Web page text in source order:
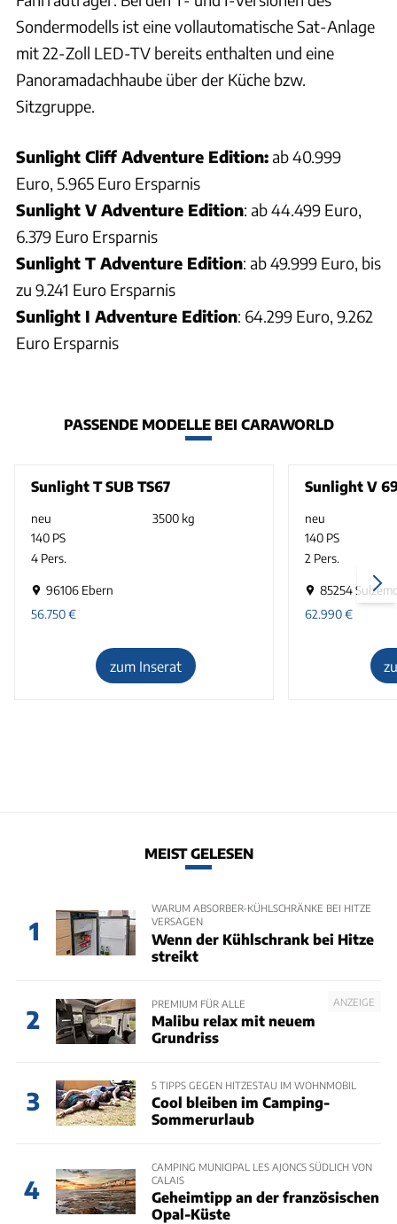
Sondermodells ist eine vollautomatische Sat-Anlage
mit 22-Zoll LED-TV bereits enthalten und eine
Panoramadachhaube über der Küche bzw.
Sitzgruppe.
Sunlight Cliff Adventure Edition:ab 40.999
Euro, 5.965 Euro Ersparnis
Sunlight V Adventure Edition: ab 44.499 Euro,
6.379 Euro Ersparnis
Sunlight T Adventure Edition: ab 49.999 Euro, bis
zu 9.241 Euro Ersparnis
Sunlight I Adventure Edition: 64.299 Euro, 9.262
Euro Ersparnis
PASSENDE MODELLE BEI CARAWORLD
Sunlight T SUB TS67
neu
3500 kg
140 PS
4 Pers.
96106 Ebern
56.750€
zum Inserat
Sunlight V
neu
140 PS
2 Pers.
85254
62.990€
MEIST GELESEN
1
WARUM ABSORBER-KÜHLSCHRÄNKE BEI HITZE
VERSAGEN
Wenn der Kühlschrank bei Hitze
streikt
2
ANZEIGE
PREMIUM FÜR ALLE
Malibu relax mit neuem
Grundriss
3
5 TIPPS GEGEN HITZESTAU IM WOHNMOBIL
Cool bleiben im Camping-
Sommerurlaub
4
CAMPING MUNICIPAL LES AJONCS SÜDLICH VON
CALAIS
Geheimtipp an der französischen
Opal-Küste